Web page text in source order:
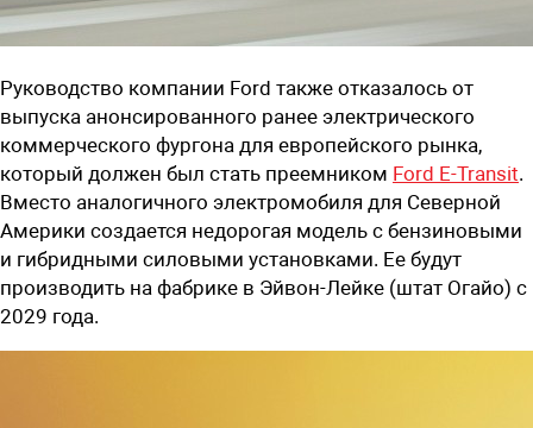
Руководство компании Ford также отказалось от
выпуска анонсированного ранее электрического
коммерческого фургона для европейского рынка,
который должен был стать преемником Ford E-Transit.
Вместо аналогичного электромобиля для Северной
Америки создается недорогая модель с бензиновыми
и гибридными силовыми установками. Ее будут
производить на фабрике в Эйвон-Лейке (штат Огайо) с
2029 года.